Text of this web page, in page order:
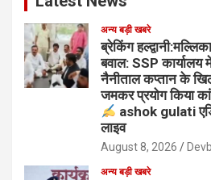
अन्य बड़ी खबरे
ब्रेकिंग
बवाल: SSP
नैनीताल कप्तान के
जमकर प्रयोग किया
ashok gulati
लाइव
August 8, 2026
अन्य बड़ी खबरे